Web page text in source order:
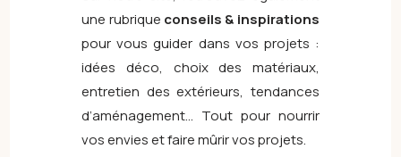
une rubrique conseils & inspirations
pour vous guider dans vos projets :
idées déco, choix des matériaux,
entretien des extérieurs, tendances
d’aménagement… Tout pour nourrir
vos envies et faire mûrir vos projets.